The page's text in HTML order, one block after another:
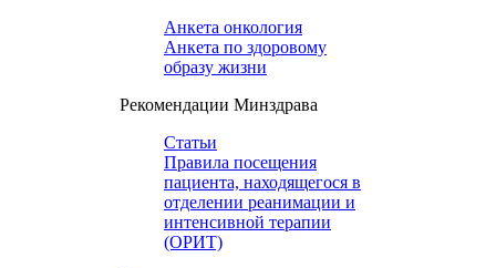
Анкета онкология
Анкета по здоровому
образу жизни
Рекомендации Минздрава
Статьи
Правила посещения
пациента, находящегося в
отделении реанимации и
интенсивной терапии
(ОРИТ)